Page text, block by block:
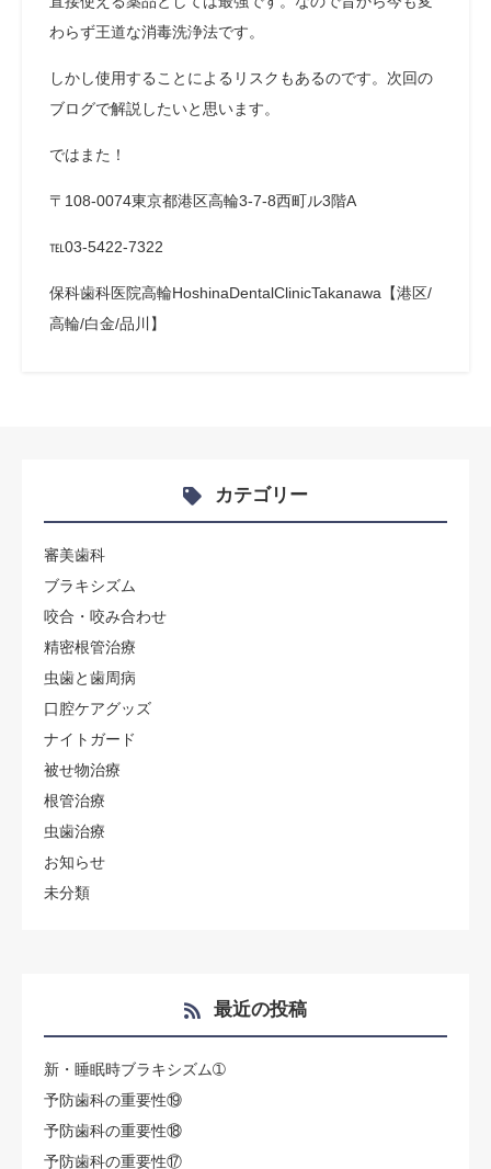
わらず王道な消毒洗浄法です。
しかし使用することによるリスクもあるのです。次回の
ブログで解説したいと思います。
ではまた！
〒108-0074東京都港区高輪3-7-8西町ル3階A
℡03-5422-7322
保科歯科医院高輪HoshinaDentalClinicTakanawa【港区/
高輪/白金/品川】
カテゴリー
審美歯科
ブラキシズム
咬合・咬み合わせ
精密根管治療
虫歯と歯周病
口腔ケアグッズ
ナイトガード
被せ物治療
根管治療
虫歯治療
お知らせ
未分類
最近の投稿
新・睡眠時ブラキシズム➀
予防歯科の重要性⑲
予防歯科の重要性⑱
予防歯科の重要性⑰